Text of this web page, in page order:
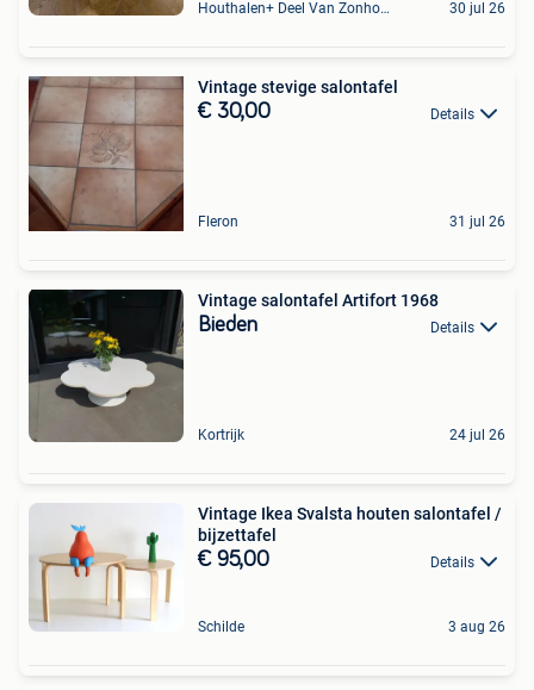
Houthalen+ Deel Van Zonhoven En Zolder 30 jul 26
Vintage stevige salontafel
€ 30,00 Details
Fleron 31 jul 26
Vintage salontafel Artifort 1968
Bieden Details
Kortrijk 24 jul 26
Vintage Ikea Svalsta houten salontafel /
bijzettafel
€ 95,00 Details
Schilde 3 aug 26